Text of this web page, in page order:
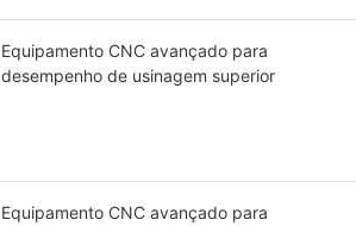
Equipamento CNC avançado para
desempenho de usinagem superior
Equipamento CNC avançado para